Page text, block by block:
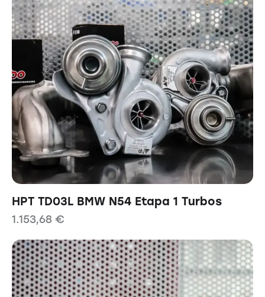
HPT TD03L BMW N54 Etapa 1 Turbos
1.153,68 €